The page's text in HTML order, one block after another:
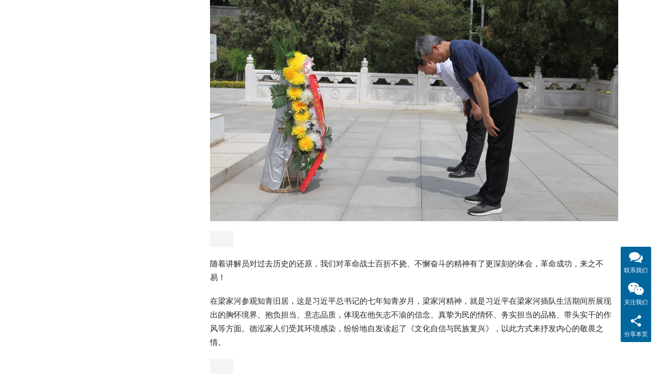
随着讲解员对过去历史的还原，我们对革命战士百折不挠、不懈奋斗的精神有了更深刻的体会，革命成功，来之不
易！
在梁家河参观知青旧居，这是习近平总书记的七年知青岁月，梁家河精神，就是习近平在梁家河插队生活期间所展现
出的胸怀境界、抱负担当、意志品质，体现在他矢志不渝的信念、真挚为民的情怀、务实担当的品格、带头实干的作
风等方面。德泓家人们受其环境感染，纷纷地自发读起了《文化自信与民族复兴》，以此方式来抒发内心的敬畏之
情。
联系我们
关注我们
分享本页